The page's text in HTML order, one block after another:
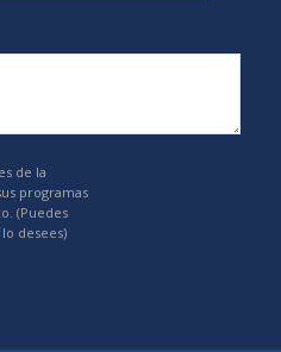
de la
programas
(Puedes
desees)